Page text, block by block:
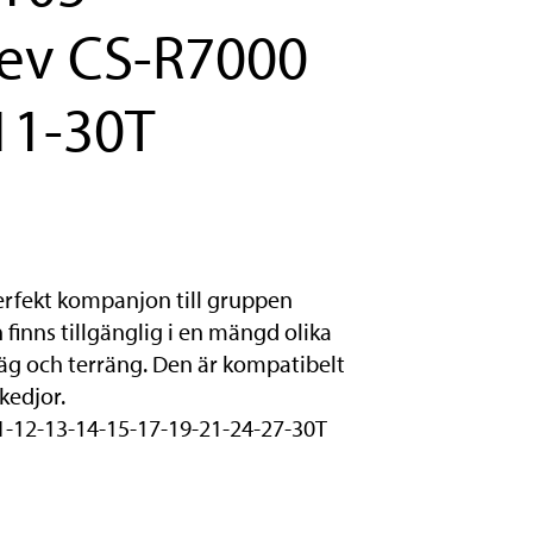
CS-R7000
30T
kompanjon till gruppen
finns tillgänglig i en mängd olika
och terräng. Den är kompatibelt
13-14-15-17-19-21-24-27-30T